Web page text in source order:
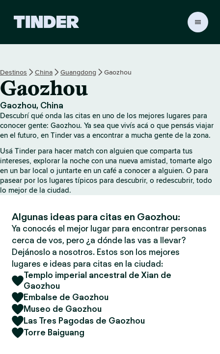
o
e
i
n
d
r
Destinos China Guangdong Gaozhou
Gaozhou
Gaozhou, China
Descubrí qué onda las citas en uno de los mejores lugares para
conocer gente: Gaozhou. Ya sea que vivís acá o que pensás viajar
en el futuro, en Tinder vas a encontrar a mucha gente de la zona.
Usá Tinder para hacer match con alguien que comparta tus
intereses, explorar la noche con una nueva amistad, tomarte algo
en un bar local o juntarte en un café a conocer a alguien. O para
pasear por los lugares típicos para descubrir, o redescubrir, todo
lo mejor de la ciudad.
Algunas ideas para citas en Gaozhou:
Ya conocés el mejor lugar para encontrar personas
cerca de vos, pero ¿a dónde las vas a llevar?
Dejánoslo a nosotros. Estos son los mejores
lugares e ideas para citas en la ciudad:
Templo imperial ancestral de Xian de
Gaozhou
Embalse de Gaozhou
Museo de Gaozhou
Las Tres Pagodas de Gaozhou
Torre Baiguang